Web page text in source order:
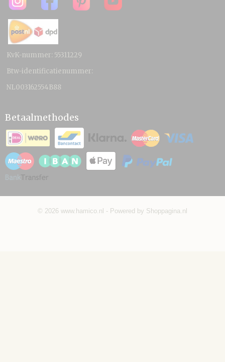
KvK-nummer: 55311229
Btw-identificatienummer:
NL003162554B88
Betaalmethodes
© 2026 www.hamico.nl - Powered by Shoppagina.nl